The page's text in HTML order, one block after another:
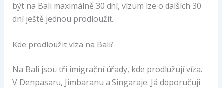
být na Bali maximálně 30 dní, vízum lze o dalších 30
dní ještě jednou prodloužit.
Kde prodloužit víza na Bali?
Na Bali jsou tři imigrační úřady, kde prodlužují víza.
V Denpasaru, Jimbaranu a Singaraje. Já doporučuji